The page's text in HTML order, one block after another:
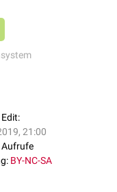
21:00
BY-NC-SA